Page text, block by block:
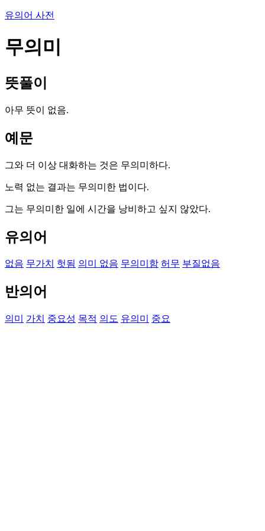
유의어 사전
무의미
뜻풀이
아무 뜻이 없음.
예문
그와 더 이상 대화하는 것은 무의미하다.
노력 없는 결과는 무의미한 법이다.
그는 무의미한 일에 시간을 낭비하고 싶지 않았다.
유의어
없음 무가치 헛됨 의미 없음 무의미함 허무 부질없음
반의어
의미 가치 중요성 목적 의도 유의미 중요